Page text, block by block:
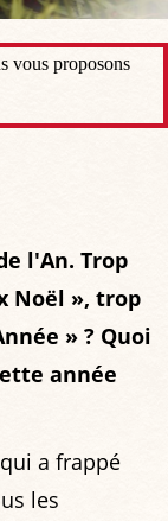
vous proposons
l'An. Trop
Noël », trop
» ? Quoi
année
a frappé
les